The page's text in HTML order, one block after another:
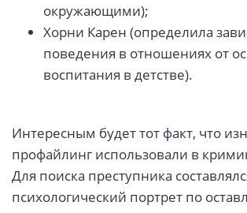
окружающими);
Хорни Карен (определила
поведения в отношениях от
воспитания в детстве).
Интересным будет тот факт, что
профайлинг использовали в
Для поиска преступника
психологический портрет по